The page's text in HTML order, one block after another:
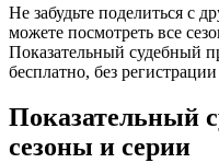
Не забудьте поделиться с
можете посмотреть все
Показательный судебный
бесплатно, без
Показательный
сезоны и серии